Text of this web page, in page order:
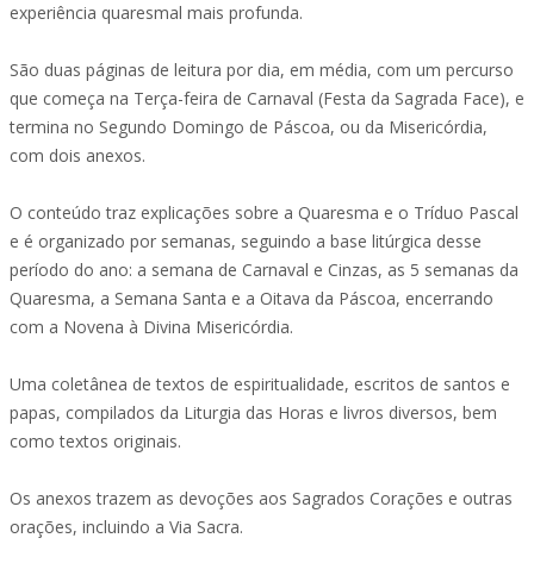
experiência quaresmal mais profunda.
São duas páginas de leitura por dia, em média, com um percurso
que começa na Terça-feira de Carnaval (Festa da Sagrada Face), e
termina no Segundo Domingo de Páscoa, ou da Misericórdia,
com dois anexos.
O conteúdo traz explicações sobre a Quaresma e o Tríduo Pascal
e é organizado por semanas, seguindo a base litúrgica desse
período do ano: a semana de Carnaval e Cinzas, as 5 semanas da
Quaresma, a Semana Santa e a Oitava da Páscoa, encerrando
com a Novena à Divina Misericórdia.
Uma coletânea de textos de espiritualidade, escritos de santos e
papas, compilados da Liturgia das Horas e livros diversos, bem
como textos originais.
Os anexos trazem as devoções aos Sagrados Corações e outras
orações, incluindo a Via Sacra.